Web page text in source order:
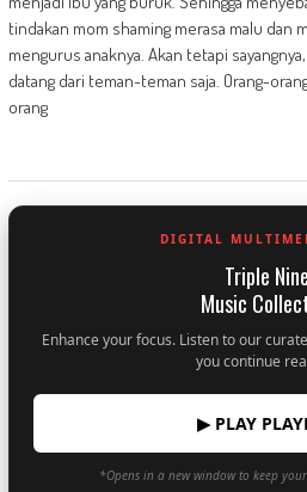
tindakan mom shaming merasa malu dan
mengurus anaknya. Akan tetapi
datang dari teman-teman saja. Orang-
orang
DIGITAL
Triple Nine
Music
Enhance your focus. Listen to our
you continue
▶ PLAY
*Opens in a new window to keep